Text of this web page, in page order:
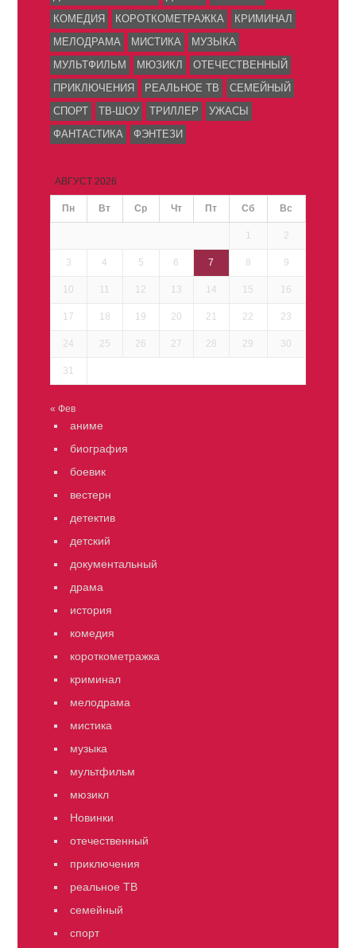
КОМЕДИЯ
КОРОТКОМЕТРАЖКА
КРИМИНАЛ
МЕЛОДРАМА
МИСТИКА
МУЗЫКА
МУЛЬТФИЛЬМ
МЮЗИКЛ
ОТЕЧЕСТВЕННЫЙ
ПРИКЛЮЧЕНИЯ
РЕАЛЬНОЕ ТВ
СЕМЕЙНЫЙ
СПОРТ
ТВ-ШОУ ТРИЛЛЕР
УЖАСЫ
ФАНТАСТИКА
ФЭНТЕЗИ
АВГУСТ 2026
Пн Вт Ср Чт Пт Сб Вс
1 2
3 4 5 6 7 8 9
10 11 12 13 14 15 16
17 18 19 20 21 22 23
24 25 26 27 28 29 30
31
« Фев
аниме
биография
боевик
вестерн
детектив
детский
документальный
драма
история
комедия
короткометражка
криминал
мелодрама
мистика
музыка
мультфильм
мюзикл
Новинки
отечественный
приключения
реальное ТВ
семейный
спорт